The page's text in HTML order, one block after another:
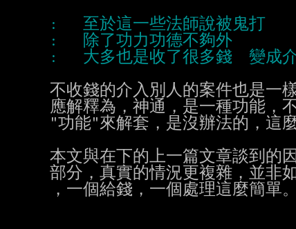
不收錢的介入別人的案件也是一
應解釋為，神通，是一種功能，
"功能"來解套，是沒辦法的，這
本文與在下的上一篇文章談到的
部分，真實的情況更複雜，並非
，一個給錢，一個處理這麼簡單。